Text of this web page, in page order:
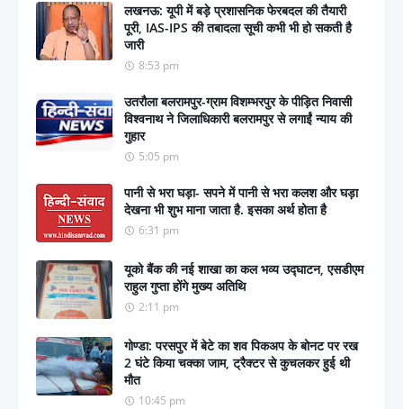
लखनऊ: यूपी में बड़े प्रशासनिक फेरबदल की तैयारी
पूरी, IAS-IPS की तबादला सूची कभी भी हो सकती है
जारी
8:53 pm
उतरौला बलरामपुर-ग्राम विशम्भरपुर के पीड़ित निवासी
विश्वनाथ ने जिलाधिकारी बलरामपुर से लगाईं न्याय की
गुहार
5:05 pm
पानी से भरा घड़ा- सपने में पानी से भरा कलश और घड़ा
देखना भी शुभ माना जाता है. इसका अर्थ होता है
6:31 pm
यूको बैंक की नई शाखा का कल भव्य उद्घाटन, एसडीएम
राहुल गुप्ता होंगे मुख्य अतिथि
2:11 pm
गोण्डा: परसपुर में बेटे का शव पिकअप के बोनट पर रख
2 घंटे किया चक्का जाम, ट्रैक्टर से कुचलकर हुई थी
मौत
10:45 pm